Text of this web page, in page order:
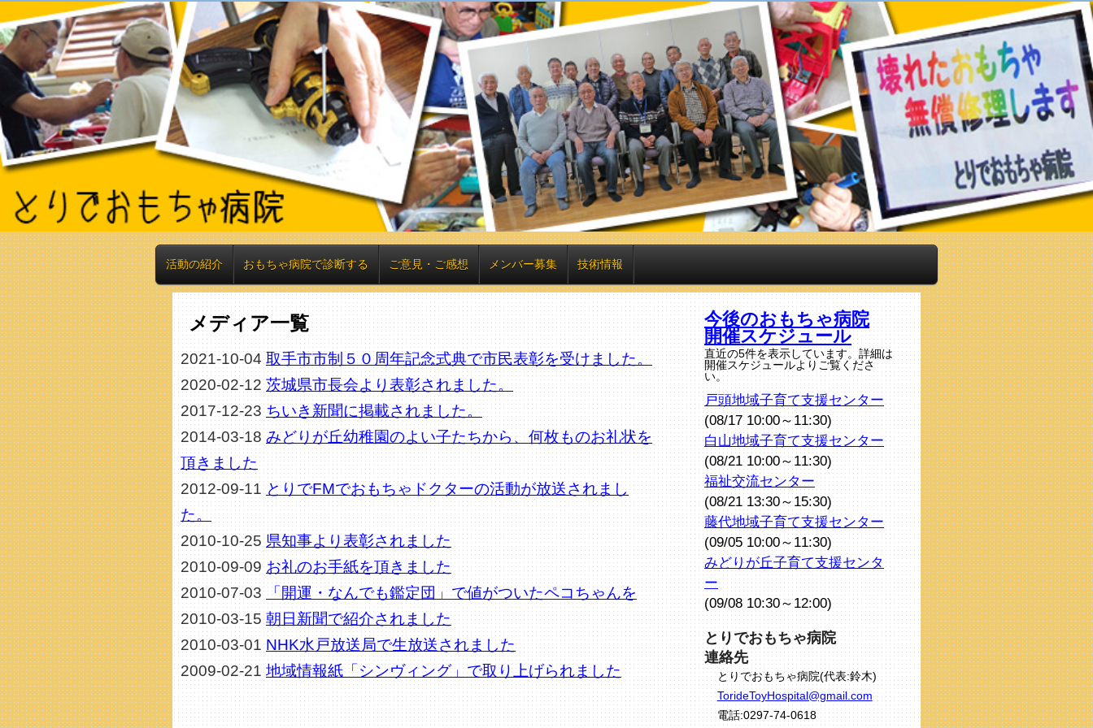
活動の紹介 おもちゃ病院で診断する ご意見・ご感想 メンバー募集 技術情報
メディア一覧
2021-10-04取手市市制５０周年記念式典で市民表彰を受けました。
2020-02-12茨城県市長会より表彰されました。
2017-12-23ちいき新聞に掲載されました。
2014-03-18みどりが丘幼稚園のよい子たちから、何枚ものお礼状を
頂きました
2012-09-11とりでFMでおもちゃドクターの活動が放送されまし
た。
2010-10-25県知事より表彰されました
2010-09-09お礼のお手紙を頂きました
2010-07-03「開運・なんでも鑑定団」で値がついたペコちゃんを
2010-03-15朝日新聞で紹介されました
2010-03-01NHK水戸放送局で生放送されました
2009-02-21地域情報紙「シンヴィング」で取り上げられました
今後のおもちゃ病院
開催スケジュール
直近の5件を表示しています。詳細は
開催スケジュールよりご覧くださ
い。
戸頭地域子育て支援センター
(08/17 10:00～11:30)
白山地域子育て支援センター
(08/21 10:00～11:30)
福祉交流センター
(08/21 13:30～15:30)
藤代地域子育て支援センター
(09/05 10:00～11:30)
みどりが丘子育て支援センタ
ー
(09/08 10:30～12:00)
とりでおもちゃ病院
連絡先
とりでおもちゃ病院(代表:鈴木)
TorideToyHospital@gmail.com
電話:0297-74-0618